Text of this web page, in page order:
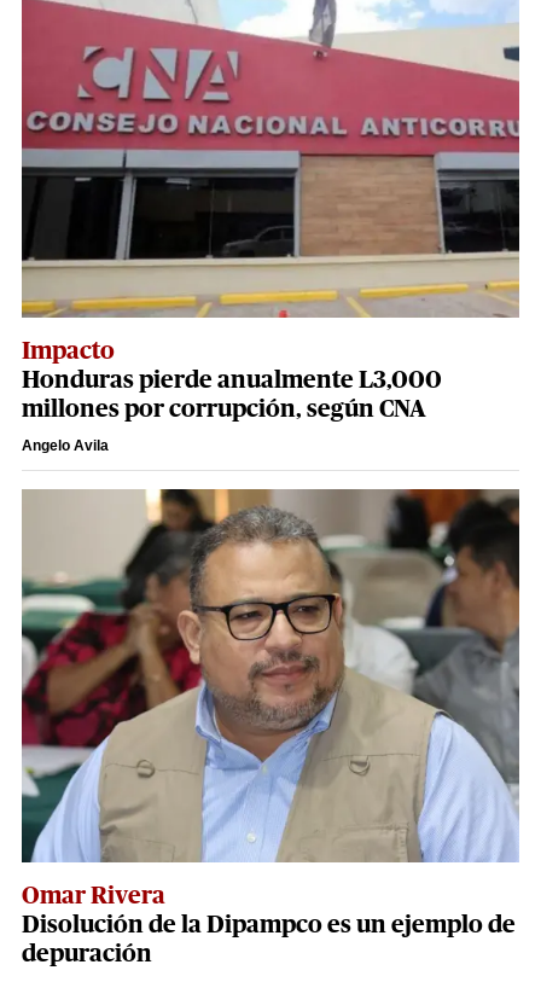
Impacto
Honduras pierde anualmente L3,000
millones por corrupción, según CNA
Angelo Avila
Omar Rivera
Disolución de la Dipampco es un ejemplo de
depuración